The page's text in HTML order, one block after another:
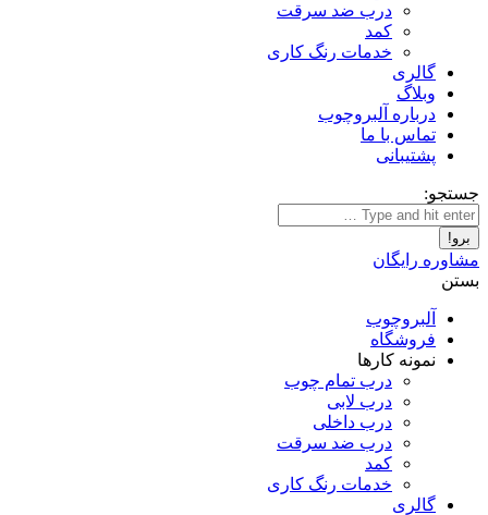
درب ضد سرقت
کمد
خدمات رنگ کاری
گالری
وبلاگ
درباره آلبروچوب
تماس با ما
پشتیبانی
جستجو:
مشاوره رایگان
بستن
آلبروچوب
فروشگاه
نمونه کارها
درب تمام چوب
درب لابی
درب داخلی
درب ضد سرقت
کمد
خدمات رنگ کاری
گالری